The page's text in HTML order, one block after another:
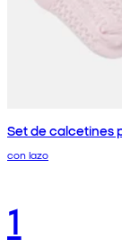
Set de calcetines
con lazo
1